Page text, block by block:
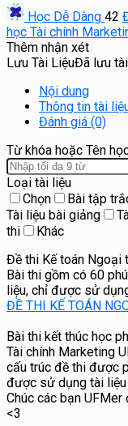
Học Dễ Dàng 42
học Tài chính
Thêm nhận xét
Lưu Tài LiệuĐã lưu
Nội dung
Thông tin tài
Đánh giá (0)
Từ khóa hoặc Tên
Loại tài liệu
Chọn
Bài tập
Tài liệu bài giảng
thi
Khác
Đề thi Kế toán Ngoại
Bài thi gồm có 60
liệu, chỉ được sử
ĐỀ THI KẾ TOÁN
Bài thi kết thúc học
Tài chính Marketing
cấu trúc đề thi được
được sử dụng tài liệu
Chúc các bạn
<3